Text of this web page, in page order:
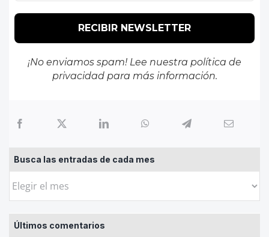
¡No enviamos spam! Lee nuestra política de
privacidadpara más información.
Busca las entradas de cada mes
Busca
entradas
de
Últimos comentarios